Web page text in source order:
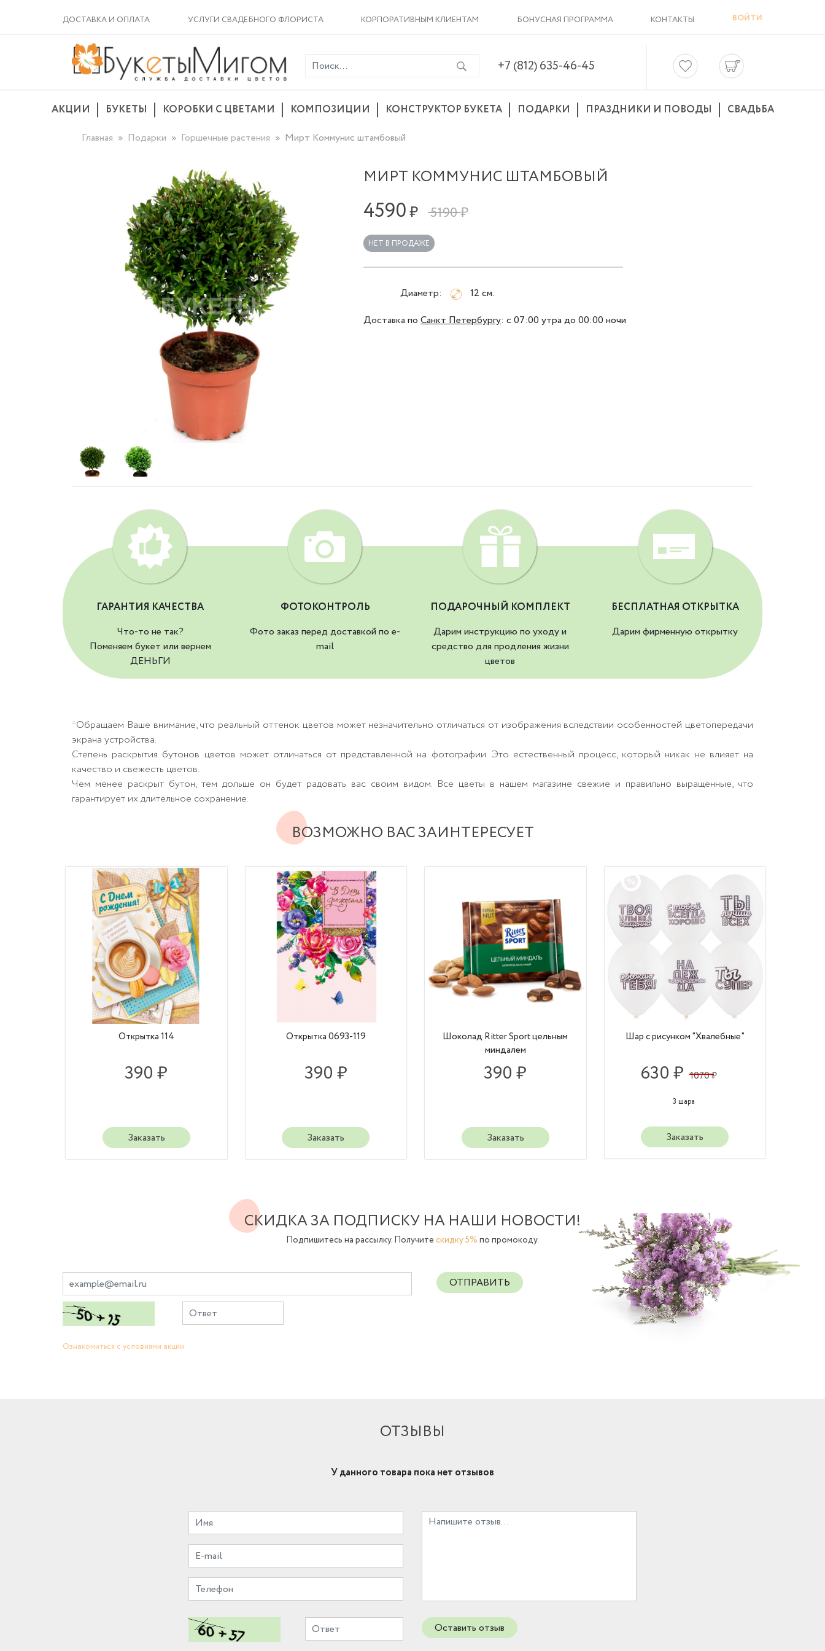
ДОСТАВКА И ОПЛАТА УСЛУГИ СВАДЕБНОГО ФЛОРИСТА КОРПОРАТИВНЫМ КЛИЕНТАМ БОНУСНАЯ ПРОГРАММА КОНТАКТЫ ВОЙТИ
+7 (812) 635-46-45
АКЦИИ БУКЕТЫ КОРОБКИ С ЦВЕТАМИ КОМПОЗИЦИИ КОНСТРУКТОР БУКЕТА ПОДАРКИ ПРАЗДНИКИ И ПОВОДЫ
СВАДЬБА
Главная
Подарки Горшечные растения Мирт Коммунис штамбовый
МИРТ КОММУНИС ШТАМБОВЫЙ
4590₽ 5190 ₽
НЕТ В ПРОДАЖЕ
Диаметр:
12 см.
Доставка по Санкт Петербургу: с 07:00 утра до 00:00 ночи
ГАРАНТИЯ КАЧЕСТВА
Что-то не так?
Поменяем букет или вернем
ДЕНЬГИ
ФОТОКОНТРОЛЬ
Фото заказ перед доставкой по e-
mail
ПОДАРОЧНЫЙ КОМПЛЕКТ
Дарим инструкцию по уходу и
средство для продления жизни
цветов
БЕСПЛАТНАЯ ОТКРЫТКА
Дарим фирменную открытку
*Обращаем Ваше внимание, что реальный оттенок цветов может незначительно отличаться от изображения вследствии особенностей цветопередачи
экрана устройства.
Степень раскрытия бутонов цветов может отличаться от представленной на фотографии. Это естественный процесс, который никак не влияет на
качество и свежесть цветов.
Чем менее раскрыт бутон, тем дольше он будет радовать вас своим видом. Все цветы в нашем магазине свежие и правильно выращенные, что
гарантирует их длительное сохранение.
ВОЗМОЖНО ВАС ЗАИНТЕРЕСУЕТ
Открытка 114
390 ₽
Заказать
Открытка 0693-119
390 ₽
Заказать
Шоколад Ritter Sport цельным
миндалем
390 ₽
Заказать
Шар с рисунком "Хвалебные"
630 ₽ 1070 ₽
3 шара
Заказать
СКИДКА ЗА ПОДПИСКУ НА НАШИ НОВОСТИ!
Подпишитесь на рассылку. Получите скидку 5% по промокоду.
ОТПРАВИТЬ
Ознакомиться с условиями акции
ОТЗЫВЫ
У данного товара пока нет отзывов
Оставить отзыв